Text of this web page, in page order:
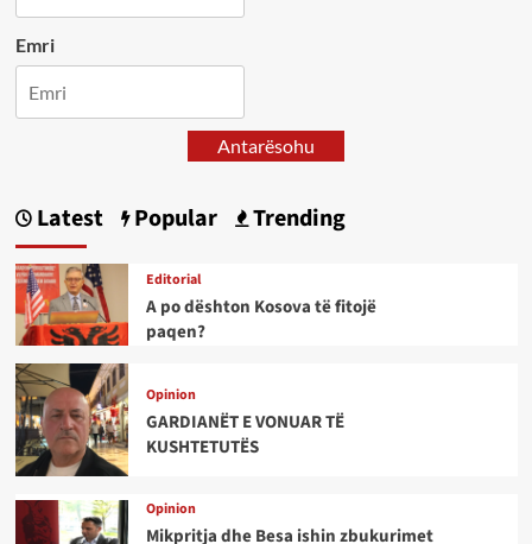
Emri
Antarësohu
Latest Popular Trending
Editorial
A po dështon Kosova të fitojë
paqen?
Opinion
GARDIANËT E VONUAR TË
KUSHTETUTËS
Opinion
Mikpritja dhe Besa ishin zbukurimet